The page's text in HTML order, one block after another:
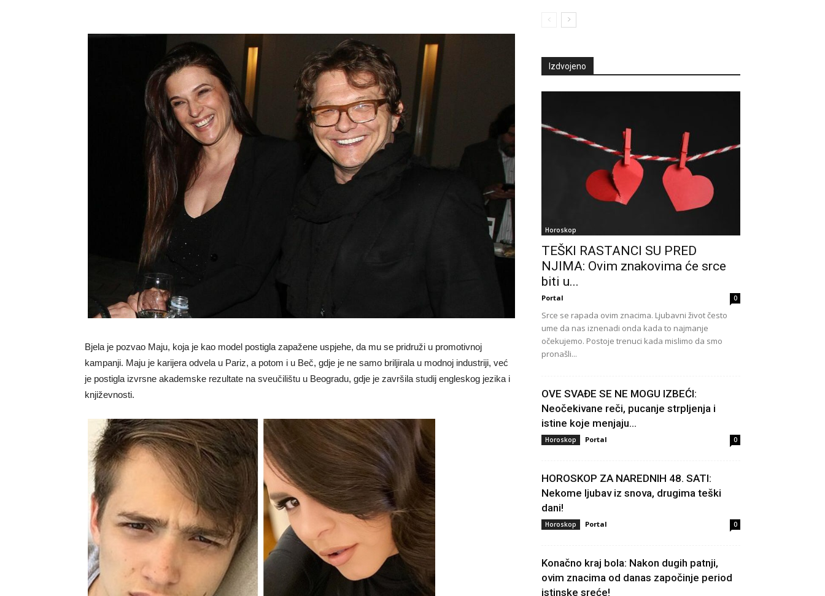
Bjela je pozvao Maju, koja je kao model postigla zapažene uspjehe, da mu se pridruži u promotivnoj
kampanji. Maju je karijera odvela u Pariz, a potom i u Beč, gdje je ne samo briljirala u modnoj industriji, već
je postigla izvrsne akademske rezultate na sveučilištu u Beogradu, gdje je završila studij engleskog jezika i
književnosti.
Izdvojeno
Horoskop
TEŠKI RASTANCI SU PRED
NJIMA: Ovim znakovima će srce
biti u...
Portal 0
Srce se rapada ovim znacima. Ljubavni život često
ume da nas iznenadi onda kada to najmanje
očekujemo. Postoje trenuci kada mislimo da smo
pronašli...
OVE SVAĐE SE NE MOGU IZBEĆI:
Neočekivane reči, pucanje strpljenja i
istine koje menjaju...
Horoskop Portal 0
HOROSKOP ZA NAREDNIH 48. SATI:
Nekome ljubav iz snova, drugima teški
dani!
Horoskop Portal 0
Konačno kraj bola: Nakon dugih patnji,
ovim znacima od danas započinje period
istinske sreće!